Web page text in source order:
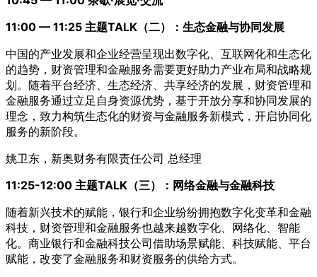
11:00 — 11:25 主题TALK（二）：生态金融与协同发展
中国的产业发展和企业经营呈现出数字化、互联网化和生态化
的趋势，财资管理和金融服务需要更好助力产业布局和战略规
划。随着平台经济、生态经济、共享经济的发展，财资管理和
金融服务通过立足自身资源优势，基于开放分享和协同发展的
理念，致力构筑生态化的财资与金融服务新模式，开启协同化
服务的新阶段。
姚卫东，新奥财务有限责任公司 总经理
11:25-12:00 主题TALK（三）：网络金融与金融科技
随着新兴技术的赋能，银行和企业纷纷拥抱数字化变革和金融
科技，财资管理和金融服务也越来越数字化、网络化、智能
化。商业银行和金融科技公司借助场景赋能、科技赋能、平台
赋能，改变了金融服务和财资服务的供给方式。